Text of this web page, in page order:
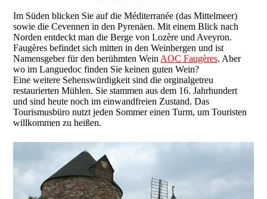
Im Süden blicken Sie auf die Méditerranée (das Mittelmeer)
sowie die Cevennen in den Pyrenäen. Mit einem Blick nach
Norden entdeckt man die Berge von Lozère und Aveyron.
Faugères befindet sich mitten in den Weinbergen und ist
Namensgeber für den berühmten Wein AOC Faugères. Aber
wo im Languedoc finden Sie keinen guten Wein?
Eine weitere Sehenswürdigkeit sind die orginalgetreu
restaurierten Mühlen. Sie stammen aus dem 16. Jahrhundert
und sind heute noch im einwandfreien Zustand. Das
Tourismusbüro nutzt jeden Sommer einen Turm, um Touristen
willkommen zu heißen.